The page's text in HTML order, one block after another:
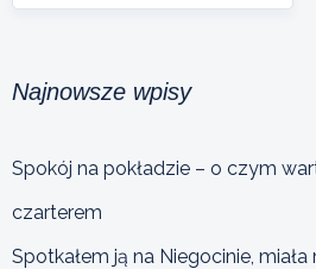
Najnowsze wpisy
Spokój na pokładzie – o czym
czarterem
Spotkałem ją na Niegocinie, miała